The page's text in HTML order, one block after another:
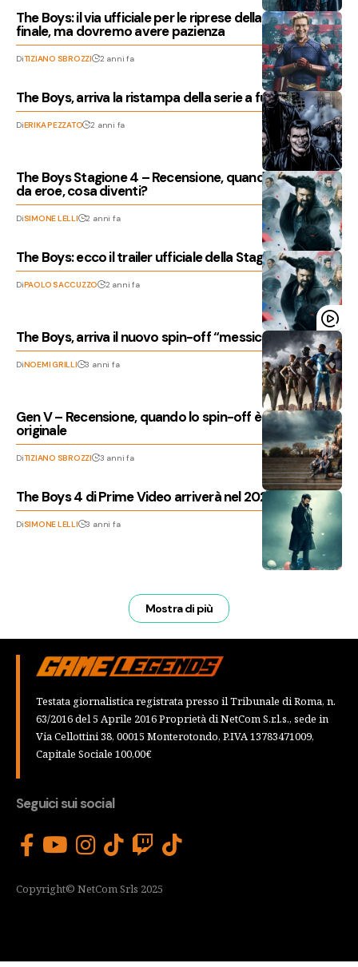
The Boys: il via ufficiale per le riprese della stagione
finale, ma dovremo avere pazienza
DiTIZIANO SBROZZI 2 anni fa
The Boys, arriva la ristampa della serie a fumetti
DiERIKA PEZZATO 2 anni fa
The Boys Stagione 4 – Recensione, quando non muori
da eroe, cosa diventi?
DiSIMONE LELLI 2 anni fa
The Boys: ecco il trailer ufficiale della Stagione 4
DiPAOLO SACCUZZO 2 anni fa
The Boys, arriva il nuovo spin-off “messicano”
DiNOEMI GRILLI 3 anni fa
Gen V – Recensione, quando lo spin-off è pari alla serie
originale
DiTIZIANO SBROZZI 3 anni fa
The Boys 4 di Prime Video arriverà nel 2024
DiSIMONE LELLI 3 anni fa
Mostra di più
Testata giornalistica registrata presso il Tribunale di Roma, n.
63/2016 del 5 Aprile 2016 Proprietà di NetCom S.r.l.s., sede in
Via Cellottini 38, 00015 Monterotondo, P.IVA 13783471009,
Capitale Sociale 100,00€
Seguici sui social
Copyright© NetCom Srls 2025